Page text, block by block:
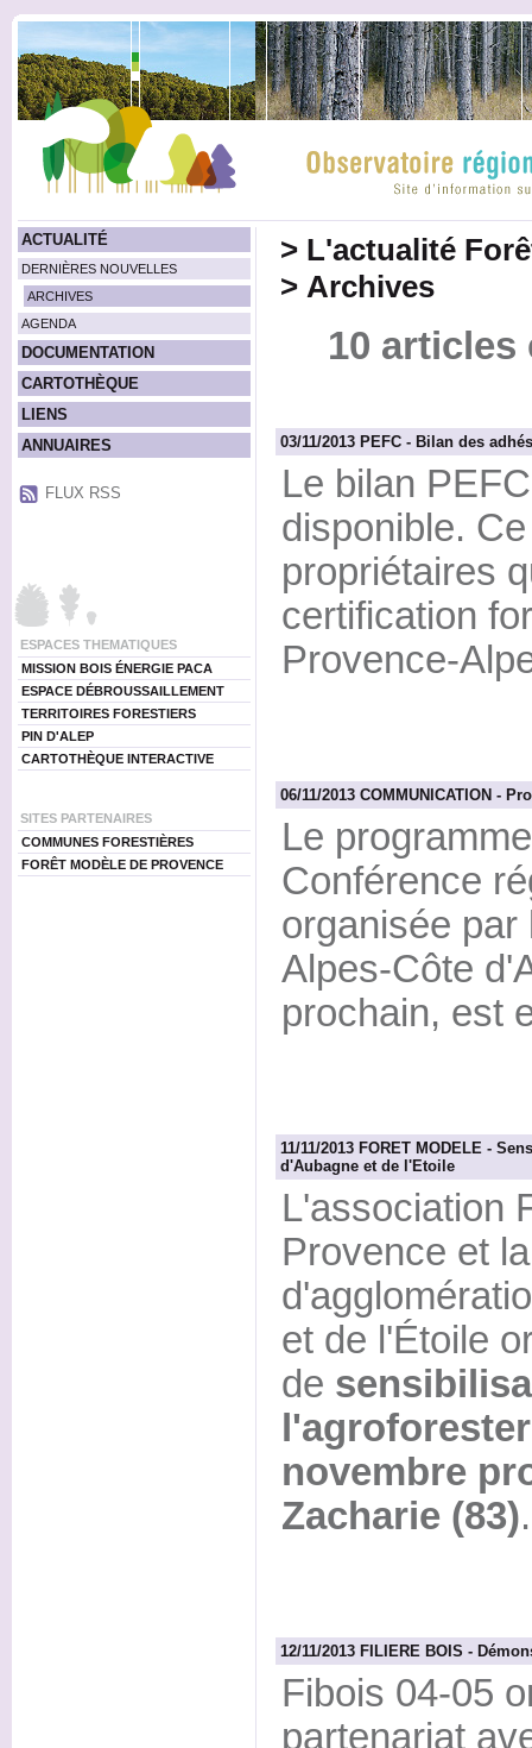
ACTUALITÉ
DERNIÈRES NOUVELLES
ARCHIVES
AGENDA
DOCUMENTATION
CARTOTHÈQUE
LIENS
ANNUAIRES
FLUX RSS
ESPACES THEMATIQUES
MISSION BOIS ÉNERGIE PACA
ESPACE DÉBROUSSAILLEMENT
TERRITOIRES FORESTIERS
PIN D'ALEP
CARTOTHÈQUE INTERACTIVE
SITES PARTENAIRES
COMMUNES FORESTIÈRES
FORÊT MODÈLE DE PROVENCE
> L'actualité
> Archives
10 articles
03/11/2013 PEFC - Bilan des
Le bilan
disponible.
propriétaires
certification
Provence-
06/11/2013 COMMUNICATION -
Le
Conférence
organisée
Alpes-Côte
prochain, est
11/11/2013 FORET MODELE -
d'Aubagne et de l'Etoile
L'association
Provence et
et de l'Étoile
de
novembre
Zacharie (83).
12/11/2013 FILIERE BOIS -
Fibois 04-05
partenariat